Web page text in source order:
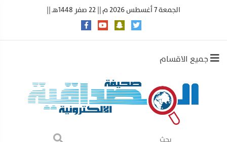
الجمعة 7 أغسطس 2026 م || 22 صفر 1448هـ ||
جميع الاقسام